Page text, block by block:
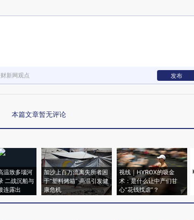
新网观点 发布
本篇文章暂无评论
温致多瑙河
二战沉船与
连露出
加沙上百万流离失所者困
于“塑料烤箱” 高温引发健
康危机
视线｜HYROX的吸金
术：是什么让中产们甘
心“花钱找虐”？